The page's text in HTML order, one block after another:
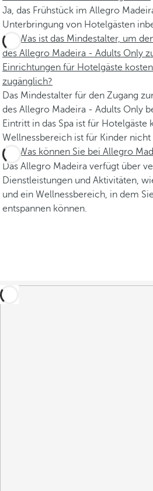
Ja, das Frühstück im Allegro
Unterbringung von Hotelgästen
Was ist das Mindestalter, um
des Allegro Madeira - Adults Only
Einrichtungen für Hotelgäste
zugänglich?
Das Mindestalter für den Zugang
des Allegro Madeira - Adults Only
Eintritt in das Spa ist für Hotelgäste
Wellnessbereich ist für Kinder nicht
Was können Sie bei Allegro
Das Allegro Madeira verfügt über
Dienstleistungen und Aktivitäten,
und ein Wellnessbereich, in dem
entspannen können.